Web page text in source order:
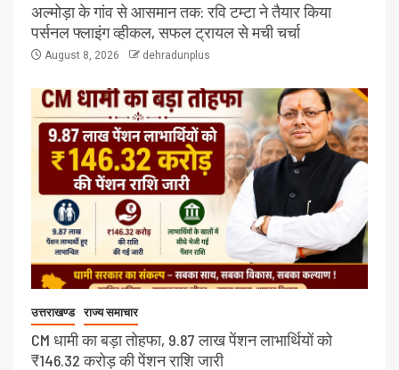
अल्मोड़ा के गांव से आसमान तक: रवि टम्टा ने तैयार किया
पर्सनल फ्लाइंग व्हीकल, सफल ट्रायल से मची चर्चा
August 8, 2026 dehradunplus
उत्तराखण्ड राज्य समाचार
CM धामी का बड़ा तोहफा, 9.87 लाख पेंशन लाभार्थियों को
₹146.32 करोड़ की पेंशन राशि जारी